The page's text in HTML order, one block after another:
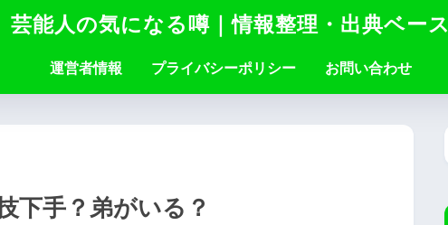
芸能人の気になる噂｜情報整理・出典ベース
運営者情報 プライバシーポリシー お問い合わせ
下手？弟がいる？